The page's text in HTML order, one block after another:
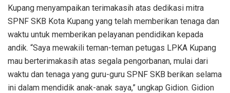
Kupang menyampaikan terimakasih atas dedikasi mitra
SPNF SKB Kota Kupang yang telah memberikan tenaga dan
waktu untuk memberikan pelayanan pendidikan kepada
andik. “Saya mewakili teman-teman petugas LPKA Kupang
mau berterimakasih atas segala pengorbanan, mulai dari
waktu dan tenaga yang guru-guru SPNF SKB berikan selama
ini dalam mendidik anak-anak saya,” ungkap Gidion. Gidion